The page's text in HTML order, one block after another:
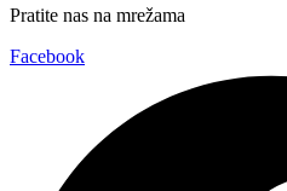
Pratite nas na mrežama
Facebook